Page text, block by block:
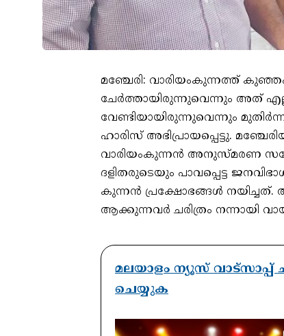
മഞ്ചേരി: വാരിയംകുന്നത്ത്
ചേർത്തായിരുന്നുവെന്നും അത്
വേണ്ടിയായിരുന്നുവെന്നും
ഹാരിസ് അഭിപ്രായപ്പെട്ടു.
വാരിയംകുന്നൻ അനുസ്മരണ
ദളിതരുടെയും പാവപ്പെട്ട
കുന്നൻ പ്രക്ഷോഭങ്ങൾ നയിച്ചത്.
ആക്കുന്നവർ ചരിത്രം നന്നായി
മലയാളം ന്യൂസ് വാട്സാപ്പ്
ചെയ്യുക